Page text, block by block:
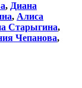
, Диана
, Алиса
Старыгина,
Чепанова,